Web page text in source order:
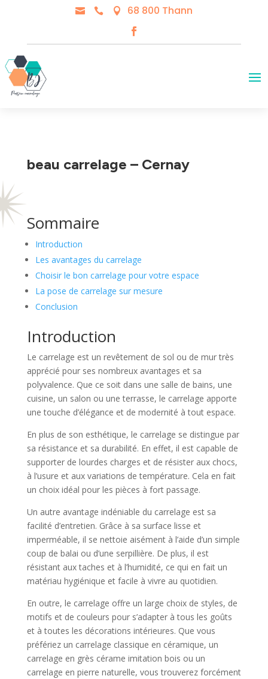
   68 800 Thann
beau carrelage – Cernay
Sommaire
Introduction
Les avantages du carrelage
Choisir le bon carrelage pour votre espace
La pose de carrelage sur mesure
Conclusion
Introduction
Le carrelage est un revêtement de sol ou de mur très
apprécié pour ses nombreux avantages et sa
polyvalence. Que ce soit dans une salle de bains, une
cuisine, un salon ou une terrasse, le carrelage apporte
une touche d’élégance et de modernité à tout espace.
En plus de son esthétique, le carrelage se distingue par
sa résistance et sa durabilité. En effet, il est capable de
supporter de lourdes charges et de résister aux chocs,
à l’usure et aux variations de température. Cela en fait
un choix idéal pour les pièces à fort passage.
Un autre avantage indéniable du carrelage est sa
facilité d’entretien. Grâce à sa surface lisse et
imperméable, il se nettoie aisément à l’aide d’un simple
coup de balai ou d’une serpillière. De plus, il est
résistant aux taches et à l’humidité, ce qui en fait un
matériau hygiénique et facile à vivre au quotidien.
En outre, le carrelage offre un large choix de styles, de
motifs et de couleurs pour s’adapter à tous les goûts
et à toutes les décorations intérieures. Que vous
préfériez un carrelage classique en céramique, un
carrelage en grès cérame imitation bois ou un
carrelage en pierre naturelle, vous trouverez forcément